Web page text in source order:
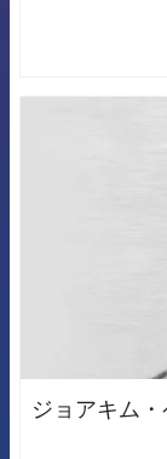
ジョアキム